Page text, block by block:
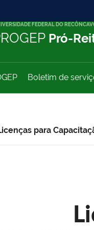
FEDERAL DO
Pró-
Boletim de
para